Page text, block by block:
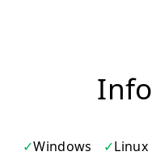
Windows Linux